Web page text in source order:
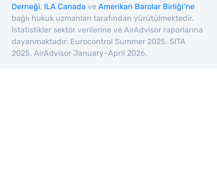
Derneği, ILA Canada ve Amerikan Barolar Birliği’ne
bağlı hukuk uzmanları tarafından yürütülmektedir.
İstatistikler sektör verilerine ve AirAdvisor raporlarına
dayanmaktadır: Eurocontrol Summer 2025, SITA
2025, AirAdvisor January–April 2026.